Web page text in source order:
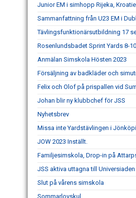
Junior EM i simhopp Rijeka,
Sammanfattning från U23 EM i
Tävlingsfunktionärsutbildning 17
Rosenlundsbadet Sprint Yards 8-
Anmälan Simskola Hösten 2023
Försäljning av badkläder och
Felix och Olof på prispallen vid
Johan blir ny klubbchef för JSS
Nyhetsbrev
Missa inte Yardstävlingen i
JOW 2023 Inställt.
Familjesimskola, Drop-in på
JSS aktiva uttagna till Universiaden
Slut på vårens simskola
Sommarlovskul